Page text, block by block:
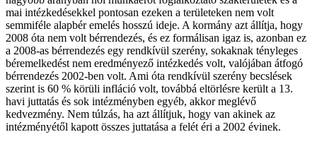
mai intézkedésekkel pontosan ezeken a területeken nem volt
semmiféle alapbér emelés hosszú ideje. A kormány azt állítja, hogy
2008 óta nem volt bérrendezés, és ez formálisan igaz is, azonban ez
a 2008-as bérrendezés egy rendkívül szerény, sokaknak tényleges
béremelkedést nem eredményező intézkedés volt, valójában átfogó
bérrendezés 2002-ben volt. Ami óta rendkívül szerény becslések
szerint is 60 % körüli infláció volt, továbbá eltörlésre került a 13.
havi juttatás és sok intézményben egyéb, akkor meglévő
kedvezmény. Nem túlzás, ha azt állítjuk, hogy van akinek az
intézményétől kapott összes juttatása a felét éri a 2002 évinek.